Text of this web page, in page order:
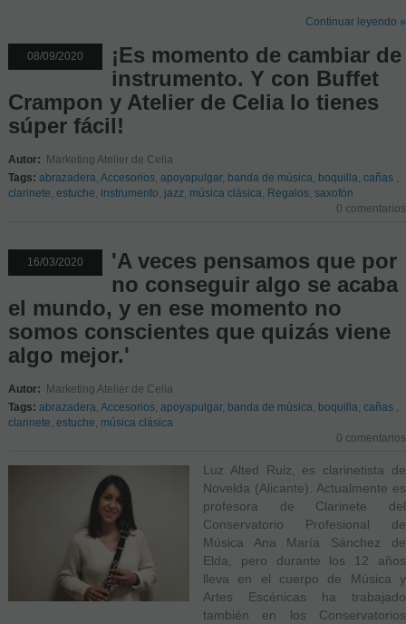
Continuar leyendo »
08/09/2020
¡Es momento de cambiar de
instrumento. Y con Buffet
Crampon y Atelier de Celia lo tienes
súper fácil!
Autor: Marketing Atelier de Celia
Tags: abrazadera Accesorios, apoyapulgar, banda de música boquilla cañas
clarinete estuche instrumento jazz música clásica Regalos, saxofón
0 comentarios
16/03/2020
'A veces pensamos que por
no conseguir algo se acaba
el mundo, y en ese momento no
somos conscientes que quizás viene
algo mejor.'
Autor: Marketing Atelier de Celia
Tags: abrazadera Accesorios, apoyapulgar, banda de música boquilla cañas
clarinete estuche música clásica
0 comentarios
Luz Alted Ruiz, es clarinetista de
Novelda (Alicante). Actualmente es
profesora de Clarinete del
Conservatorio Profesional de
Música Ana María Sánchez de
Elda, pero durante los 12 años
lleva en el cuerpo de Música y
Artes Escénicas ha trabajado
también en los Conservatorios